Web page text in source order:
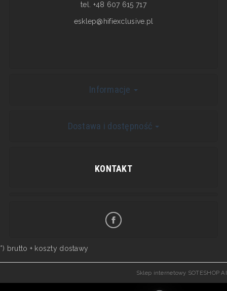
tel. +48 607 615 717
esklep@hifiexclusive.pl
Informacje
Dostawa i dostępność
KONTAKT
*) brutto + koszty dostawy
Sklep internetowy SOTESHOP AI